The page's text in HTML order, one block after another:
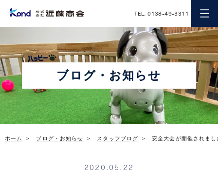
近藤商会
TEL. 0138-49-3311
ブログ・お知らせ
ホーム ブログ・お知らせ スタッフブログ 安全大会が開催されまし
2020.05.22